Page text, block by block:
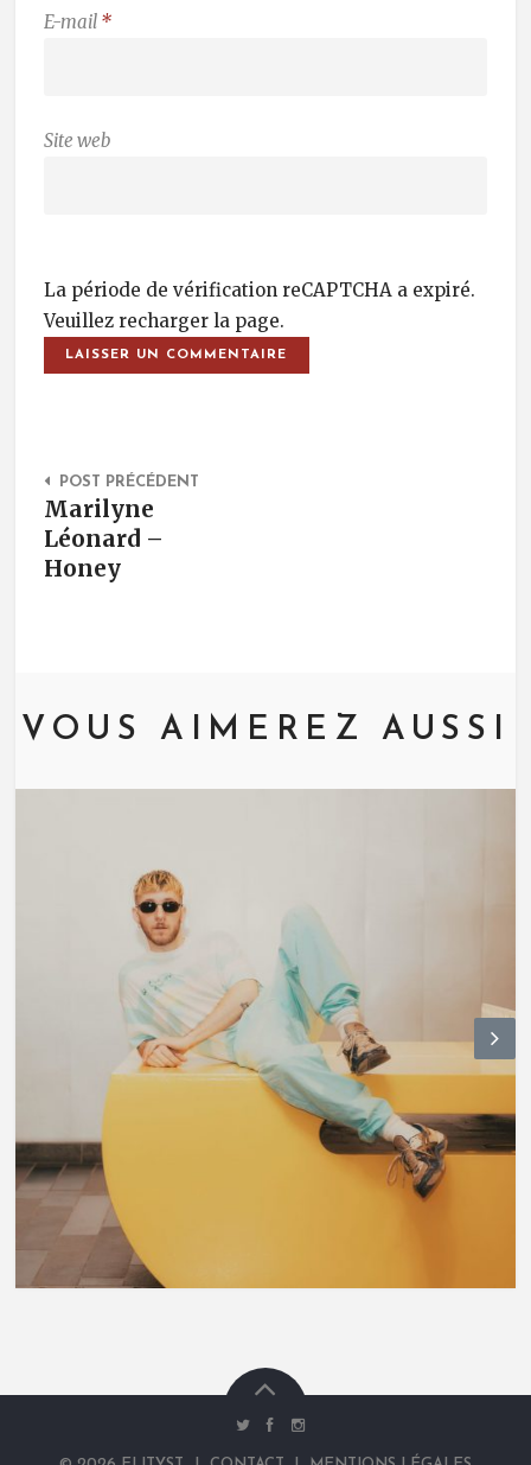
E-mail *
Site web
La période de vérification reCAPTCHA a expiré.
Veuillez recharger la page.
Post Navigation
POST PRÉCÉDENT
Marilyne
Léonard –
Honey
VOUS AIMEREZ AUSSI
N
ex
t